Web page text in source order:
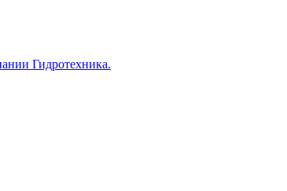
Гидротехника.